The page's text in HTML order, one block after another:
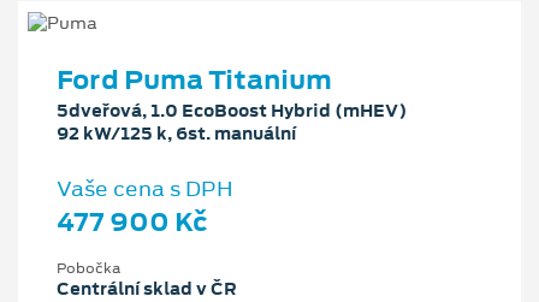
Ford Puma Titanium
5dveřová, 1.0 EcoBoost Hybrid (mHEV)
92 kW/125 k, 6st. manuální
Vaše cena s DPH
477 900 Kč
Pobočka
Centrální sklad v ČR